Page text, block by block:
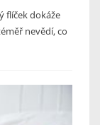
flíček dokáže
nevědí, co